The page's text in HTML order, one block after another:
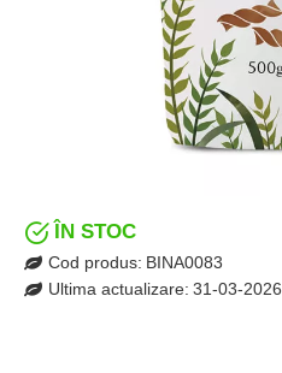
ÎN STOC
Cod produs: BINA0083
Ultima actualizare: 31-03-2026